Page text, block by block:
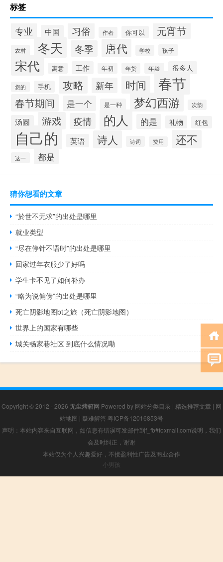
标签
专业 中国 习俗 作者 你可以 元宵节
农村 冬天 冬季 唐代 学校 孩子
宋代 寓意 工作 年初 年货 年龄 很多人
您的 手机 攻略 新年 时间 春节
春节期间 是一个 是一种 梦幻西游 次韵
汤圆 游戏 疫情 的人 的是 礼物 红包
自己的 英语 诗人 诗词 费用 还不
这一 都是
猜你想看的文章
“於世不无求”的出处是哪里
就业类型
“尽在停针不语时”的出处是哪里
回家过年衣服少了好吗
学生卡不见了如何补办
“略为说偏傍”的出处是哪里
死亡阴影地图bt之旅（死亡阴影地图）
世界上的国家有哪些
城关畅家巷社区 到底什么情况嘞
Copyright © 2012 - 2026 无尘烤箱网 Powered by 网站分类目录 | 精选推荐文章 | 网
站地图 | 疑难解答 粤ICP备12016853号
声明：本站内容来自互联网，如信息有错误可发邮件到f_fb#foxmail.com说明，我们
会及时纠正，谢谢
本站仅为个人兴趣爱好，不接盈利性广告及商业合作
小男孩